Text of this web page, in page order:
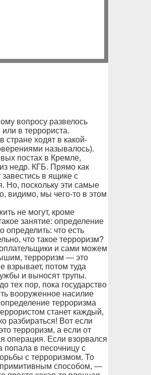
вопросу развелось
в террориста.
стране ходят в какой-
называлось).
постах в Кремле,
недр. КГБ. Прямо как
в ящике с
Но, поскольку эти самые
видимо, мы чего-то в этом
не могут, кроме
занятие: определение
определить: что есть
что такое терроризм?
и сами можем
терроризм — это
взрывает, потом туда
и выносят трупы.
тех пор, пока государство
вооруженное насилие
терроризма
станет каждый,
разбираться! Вот если
терроризм, а если от
операция. Если взорвался
попала в песочницу с
с терроризмом. То
примитивным способом, —